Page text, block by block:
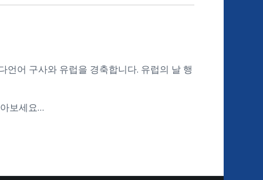
어 구사와 유럽을 경축합니다. 유럽의 날 행
보세요…